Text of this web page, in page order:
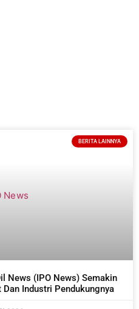
BERITA LAINNYA
News (IPO News) Semakin
Industri Pendukungnya